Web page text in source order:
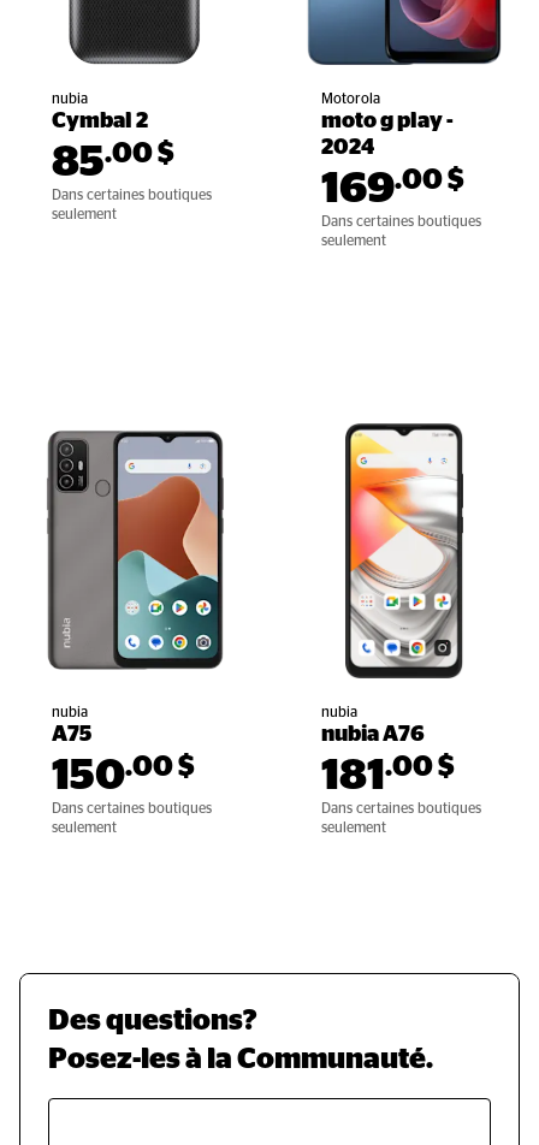
nubia
Cymbal 2
85.00$
Dans certaines boutiques
seulement
Motorola
moto g play -
2024
169.00$
Dans certaines boutiques
seulement
nubia
A75
150.00$
Dans certaines boutiques
seulement
nubia
nubia A76
181 .00$
Dans certaines boutiques
seulement
Des questions?
Posez-les à la Communauté.